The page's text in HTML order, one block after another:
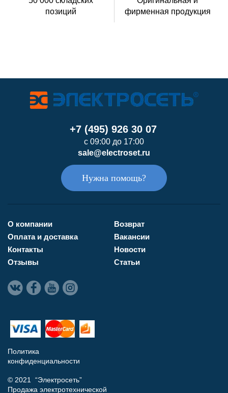
позиций
фирменная продукция
+7 (495) 926 30 07
с 09:00 до 17:00
sale@electroset.ru
Нужна помощь?
О компании
Оплата и доставка
Контакты
Отзывы
Возврат
Вакансии
Новости
Статьи
Политика
конфиденциальности
© 2021 “Электросеть”
Продажа электротехнической